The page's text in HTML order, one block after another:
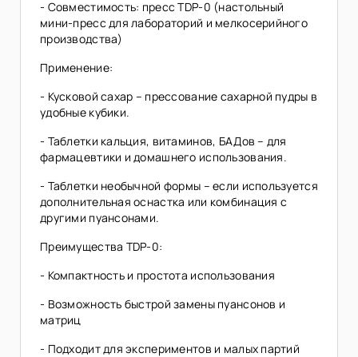
- Совместимость: пресс TDP-0 (настольный
мини-пресс для лабораторий и мелкосерийного
производства)
Применение:
- Кусковой сахар – прессование сахарной пудры в
удобные кубики.
- Таблетки кальция, витаминов, БАДов – для
фармацевтики и домашнего использования.
- Таблетки необычной формы – если используется
дополнительная оснастка или комбинация с
другими пуансонами.
Преимущества TDP-0:
- Компактность и простота использования
- Возможность быстрой замены пуансонов и
матриц
- Подходит для экспериментов и малых партий